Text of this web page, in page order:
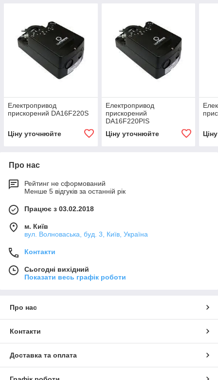
Електропривод
прискорений DA16F220S
Ціну уточнюйте
Електропривод
прискорений
DA16F220PIS
Ціну уточнюйте
Про нас
Рейтинг не сформований
Менше 5 відгуків за останній рік
Працює з 03.02.2018
м. Київ
вул. Волноваська, буд. 3, Київ, Україна
Контакти
Сьогодні вихідний
Показати весь графік роботи
Про нас
Контакти
Доставка та оплата